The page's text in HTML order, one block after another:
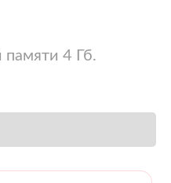
памяти 4 Гб.